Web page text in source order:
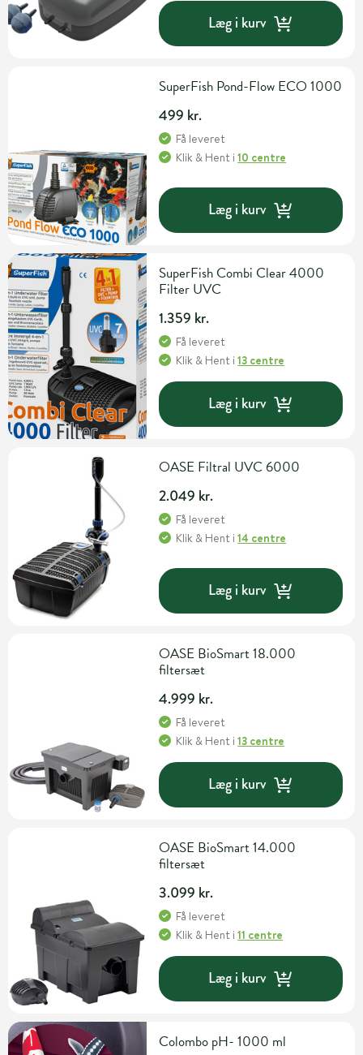
Læg i kurv
SuperFish Pond-Flow ECO 1000
499 kr.
Få leveret
Klik & Hent i10 centre
Læg i kurv
SuperFish Combi Clear 4000
Filter UVC
1.359 kr.
Få leveret
Klik & Hent i13 centre
Læg i kurv
OASE Filtral UVC 6000
2.049 kr.
Få leveret
Klik & Hent i14 centre
Læg i kurv
OASE BioSmart 18.000
filtersæt
4.999 kr.
Få leveret
Klik & Hent i13 centre
Læg i kurv
OASE BioSmart 14.000
filtersæt
3.099 kr.
Få leveret
Klik & Hent i11 centre
Læg i kurv
Colombo pH- 1000 ml